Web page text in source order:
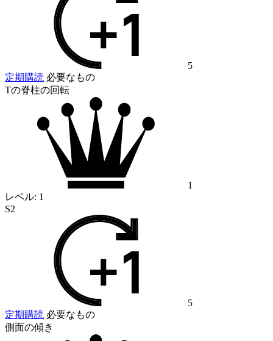
5
定期購読 必要なもの
Tの脊柱の回転
1
レベル: 1
S2
5
定期購読 必要なもの
側面の傾き